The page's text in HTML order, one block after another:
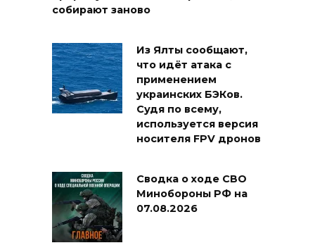
собирают заново
Из Ялты сообщают,
что идёт атака с
применением
украинских БЭКов.
Судя по всему,
используется версия
носителя FPV дронов
Сводка о ходе СВО
Минобороны РФ на
07.08.2026